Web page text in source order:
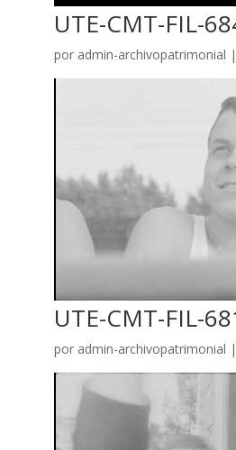
UTE-CMT-FIL-
por admin-archivopatrimonial |
UTE-CMT-FIL-
por admin-archivopatrimonial |